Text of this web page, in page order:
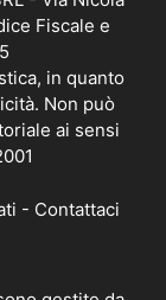
Fiscale e
in quanto
Non può
ai sensi
- Contattaci